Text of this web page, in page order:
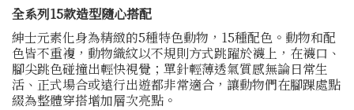
全系列15款造型隨心搭配
紳士元素化身為精緻的5種特色動物，15種配色。動物和配
色皆不重複，動物織紋以不規則方式跳躍於襪上，在襪口、
腳尖跳色碰撞出輕快視覺；單針輕薄透氣質感無論日常生
活、正式場合或遠行出遊都非常適合，讓動物們在腳踝處點
綴為整體穿搭增加層次亮點。